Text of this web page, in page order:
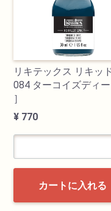
リキテックス リキッ
084 ターコイズディ
］
¥ 770
カートに入れる